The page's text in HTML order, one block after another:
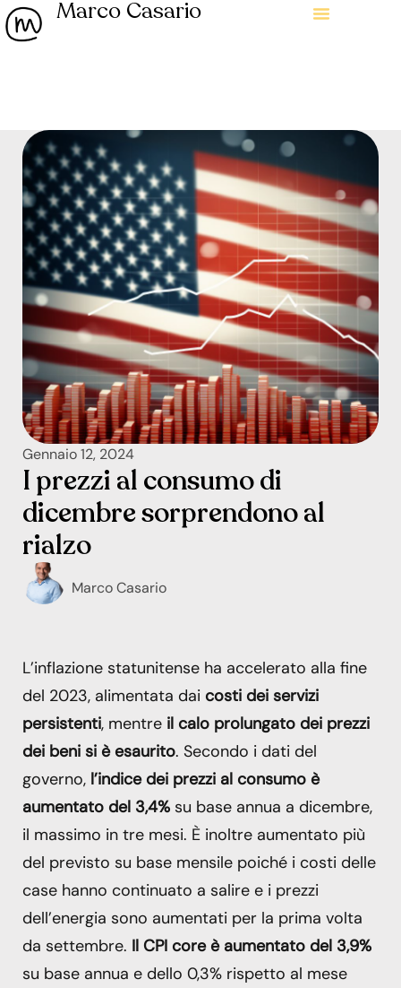
Marco Casario
Gennaio 12, 2024
I prezzi al consumo di
dicembre sorprendono al
rialzo
Marco Casario
L’inflazione statunitense ha accelerato alla fine
del 2023, alimentata dai costi dei servizi
persistenti, mentre il calo prolungato dei prezzi
dei beni si è esaurito. Secondo i dati del
governo, l’indice dei prezzi al consumo è
aumentato del 3,4% su base annua a dicembre,
il massimo in tre mesi. È inoltre aumentato più
del previsto su base mensile poiché i costi delle
case hanno continuato a salire e i prezzi
dell’energia sono aumentati per la prima volta
da settembre. Il CPI core è aumentato del 3,9%
su base annua e dello 0,3% rispetto al mese